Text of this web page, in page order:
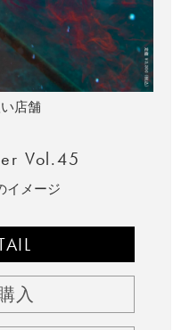
店舗
Vol.45
イメージ
入